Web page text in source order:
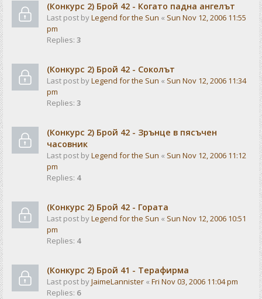
(Конкурс 2) Брой 42 - Когато падна ангелът
Last post byLegend for the Sun « Sun Nov 12, 2006 11:55
pm
Replies: 3
(Конкурс 2) Брой 42 - Соколът
Last post byLegend for the Sun « Sun Nov 12, 2006 11:34
pm
Replies: 3
(Конкурс 2) Брой 42 - Зрънце в пясъчен
часовник
Last post byLegend for the Sun « Sun Nov 12, 2006 11:12
pm
Replies: 4
(Конкурс 2) Брой 42 - Гората
Last post byLegend for the Sun « Sun Nov 12, 2006 10:51
pm
Replies: 4
(Конкурс 2) Брой 41 - Терафирма
Last post byJaimeLannister « Fri Nov 03, 2006 11:04 pm
Replies: 6